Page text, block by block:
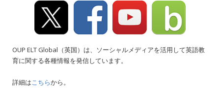
OUP ELT Global（英国）は、ソーシャルメディアを活用して英語教
育に関する各種情報を発信しています。
詳細はこちらから。